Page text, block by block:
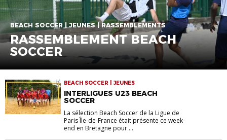
BEACH SOCCER | JEUNES | RASSEMBLEMENTS
RASSEMBLEMENT BEACH
SOCCER
BEACH SOCCER | JEUNES
INTERLIGUES U23 BEACH
SOCCER
La sélection Beach Soccer de la Ligue de
Paris Île-de-France était présente ce week-
end en Bretagne pour ...